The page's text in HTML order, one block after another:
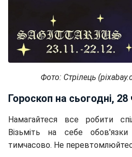
Фото: Стрілець
Гороскоп на сьогодні,
Намагайтеся все робити
Візьміть на себе
тимчасово. Не